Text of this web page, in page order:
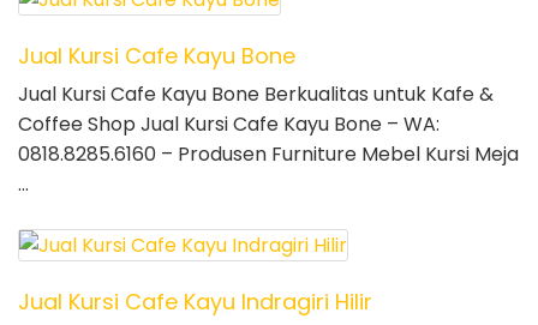
Jual Kursi Cafe Kayu Bone
Jual Kursi Cafe Kayu Bone Berkualitas untuk Kafe &
Coffee Shop Jual Kursi Cafe Kayu Bone – WA:
0818.8285.6160 – Produsen Furniture Mebel Kursi Meja
…
Jual Kursi Cafe Kayu Indragiri Hilir